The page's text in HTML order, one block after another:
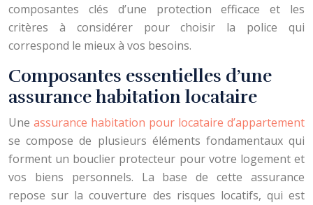
composantes clés d’une protection efficace et les
critères à considérer pour choisir la police qui
correspond le mieux à vos besoins.
Composantes essentielles d’une
assurance habitation locataire
Une assurance habitation pour locataire d’appartement
se compose de plusieurs éléments fondamentaux qui
forment un bouclier protecteur pour votre logement et
vos biens personnels. La base de cette assurance
repose sur la couverture des risques locatifs, qui est